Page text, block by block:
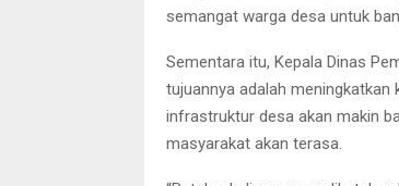
semangat warga desa untuk
Sementara itu, Kepala Dinas
tujuannya adalah meningkatkan
infrastruktur desa akan makin
masyarakat akan terasa.